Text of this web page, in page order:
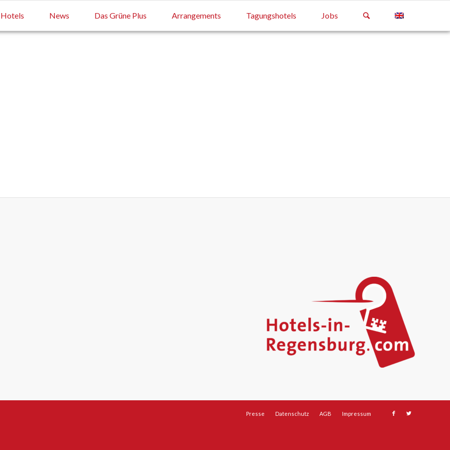
Hotels News Das Grüne Plus Arrangements Tagungshotels Jobs
Presse Datenschutz AGB Impressum